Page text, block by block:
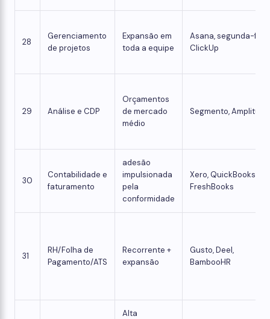
28
Gerenciamento
de projetos
Expansão em
toda a equipe
Asana, segunda-
ClickUp
29 Análise e CDP
Orçamentos
de mercado
médio
Segmento, Amplitude
30
Contabilidade e
faturamento
adesão
impulsionada
pela
conformidade
Xero, QuickBooks,
FreshBooks
31
RH/Folha de
Pagamento/ATS
Recorrente +
expansão
Gusto, Deel,
BambooHR
Alta